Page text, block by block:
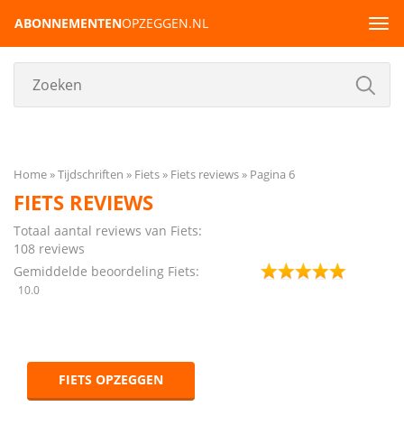
ABONNEMENTENOPZEGGEN.NL
Home Tijdschriften Fiets Fiets reviews Pagina 6
FIETS REVIEWS
Totaal aantal reviews van Fiets:
108 reviews
Gemiddelde beoordeling Fiets:
10.0
FIETS OPZEGGEN